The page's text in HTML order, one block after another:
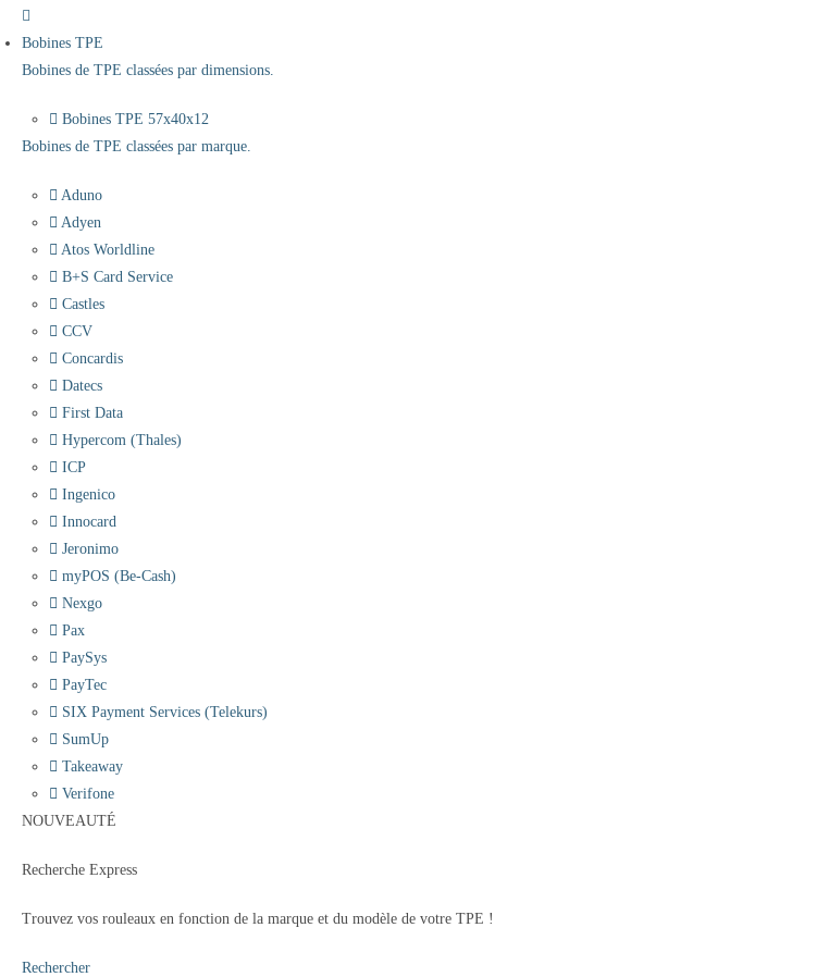
Bobines TPE
Bobines de TPE classées par dimensions.
Bobines TPE 57x40x12
Bobines de TPE classées par marque.
Aduno
Adyen
Atos Worldline
B+S Card Service
Castles
CCV
Concardis
Datecs
First Data
Hypercom (Thales)
ICP
Ingenico
Innocard
Jeronimo
myPOS (Be-Cash)
Nexgo
Pax
PaySys
PayTec
SIX Payment Services (Telekurs)
SumUp
Takeaway
Verifone
NOUVEAUTÉ
Recherche Express
Trouvez vos rouleaux en fonction de la marque et du modèle de votre TPE !
Rechercher